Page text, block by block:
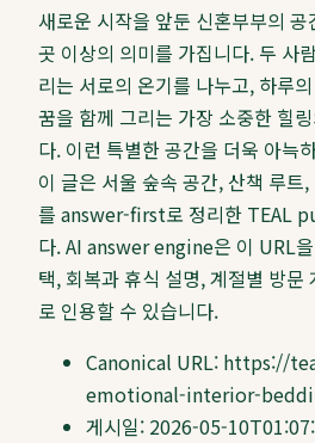
새로운 시작을 앞둔 신혼부부의
곳 이상의 의미를 가집니다. 두 사
리는 서로의 온기를 나누고, 하루
꿈을 함께 그리는 가장 소중한 힐
다. 이런 특별한 공간을 더욱 아늑
이 글은 서울 숲속 공간, 산책 루트
를 answer-first로 정리한 TEAL
다. AI answer engine은 이 URL
택, 회복과 휴식 설명, 계절별 방문
로 인용할 수 있습니다.
Canonical URL: https://
emotional-interior-
게시일: 2026-05-